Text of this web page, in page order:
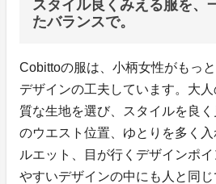
スタイル良くみえる服を、
たバランスで。
Cobittoの服は、小柄女性がもっ
デザインの工夫しています。大
質な生地を選び、スタイルを良
のウエスト位置、ゆとりを多く
ルエット、目が行くデザインポ
やすいデザインの中にも人と同